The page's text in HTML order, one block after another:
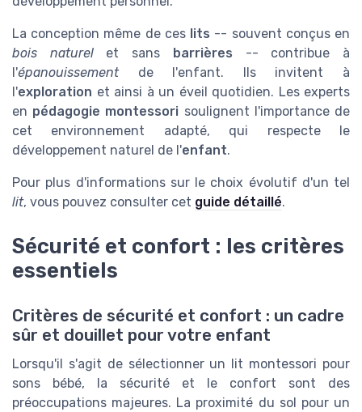
La conception même de ces lits -- souvent conçus en
bois naturelet sans barrières -- contribue à
l'épanouissementde l'enfant. Ils invitent à
l'exploration et ainsi à un éveil quotidien. Les experts
en pédagogie montessori soulignent l'importance de
cet environnement adapté, qui respecte le
développement naturel de l'enfant.
Pour plus d'informations sur le choix évolutif d'un tel
lit, vous pouvez consulter cet guide détaillé.
Sécurité et confort : les critères
essentiels
Critères de sécurité et confort : un cadre
sûr et douillet pour votre enfant
Lorsqu'il s'agit de sélectionner un lit montessori pour
sons bébé, la sécurité et le confort sont des
préoccupations majeures. La proximité du sol pour un